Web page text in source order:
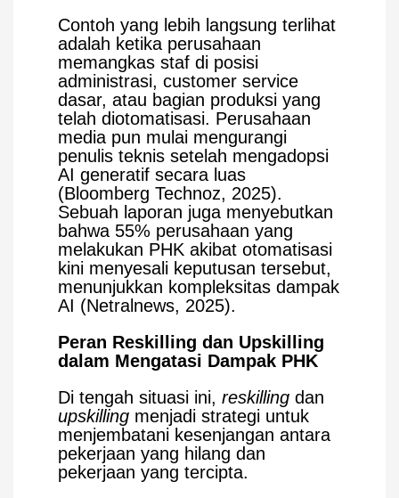
Contoh yang lebih langsung terlihat
adalah ketika perusahaan
memangkas staf di posisi
administrasi, customer service
dasar, atau bagian produksi yang
telah diotomatisasi. Perusahaan
media pun mulai mengurangi
penulis teknis setelah mengadopsi
AI generatif secara luas
(Bloomberg Technoz, 2025).
Sebuah laporan juga menyebutkan
bahwa 55% perusahaan yang
melakukan PHK akibat otomatisasi
kini menyesali keputusan tersebut,
menunjukkan kompleksitas dampak
AI (Netralnews, 2025).
Peran Reskilling dan Upskilling
dalam Mengatasi Dampak PHK
Di tengah situasi ini, reskillingdan
upskillingmenjadi strategi untuk
menjembatani kesenjangan antara
pekerjaan yang hilang dan
pekerjaan yang tercipta.